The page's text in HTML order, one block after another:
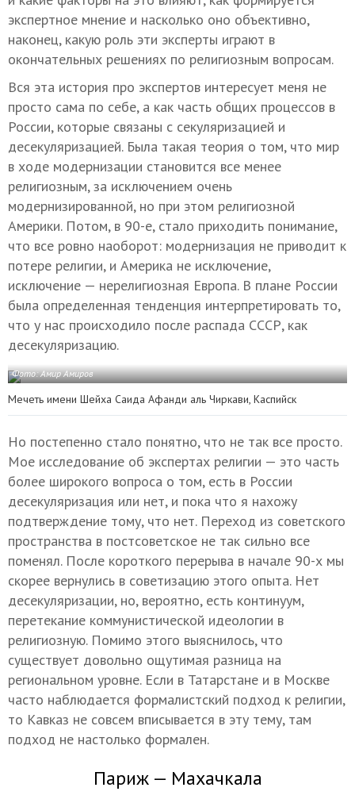
экспертное мнение и насколько оно объективно,
наконец, какую роль эти эксперты играют в
окончательных решениях по религиозным вопросам.
Вся эта история про экспертов интересует меня не
просто сама по себе, а как часть общих процессов в
России, которые связаны с секуляризацией и
десекуляризацией. Была такая теория о том, что мир
в ходе модернизации становится все менее
религиозным, за исключением очень
модернизированной, но при этом религиозной
Америки. Потом, в 90-е, стало приходить понимание,
что все ровно наоборот: модернизация не приводит к
потере религии, и Америка не исключение,
исключение — нерелигиозная Европа. В плане России
была определенная тенденция интерпретировать то,
что у нас происходило после распада СССР, как
десекуляризацию.
Фото: Амир Амиров
Мечеть имени Шейха Саида Афанди аль Чиркави, Каспийск
Но постепенно стало понятно, что не так все просто.
Мое исследование об экспертах религии — это часть
более широкого вопроса о том, есть в России
десекуляризация или нет, и пока что я нахожу
подтверждение тому, что нет. Переход из советского
пространства в постсоветское не так сильно все
поменял. После короткого перерыва в начале 90-х мы
скорее вернулись в советизацию этого опыта. Нет
десекуляризации, но, вероятно, есть континуум,
перетекание коммунистической идеологии в
религиозную. Помимо этого выяснилось, что
существует довольно ощутимая разница на
региональном уровне. Если в Татарстане и в Москве
часто наблюдается формалистский подход к религии,
то Кавказ не совсем вписывается в эту тему, там
подход не настолько формален.
Париж — Махачкала